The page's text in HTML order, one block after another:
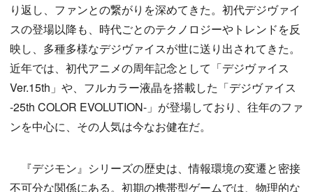
り返し、ファンとの繋がりを深めてきた。初代デジヴァイ
スの登場以降も、時代ごとのテクノロジーやトレンドを反
映し、多種多様なデジヴァイスが世に送り出されてきた。
近年では、初代アニメの周年記念として「デジヴァイス
Ver.15th」や、フルカラー液晶を搭載した「デジヴァイス
-25th COLOR EVOLUTION-」が登場しており、往年のファ
ンを中心に、その人気は今なお健在だ。
『デジモン』シリーズの歴史は、情報環境の変遷と密接
不可分な関係にある。初期の携帯型ゲームでは、物理的な